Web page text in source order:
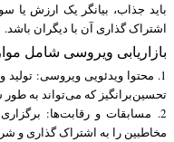
باید جذاب، بیانگر یک ارزش یا
اشتراک گذاری آن با دیگران باشد.
بازاریابی ویروسی شامل
1. محتوا ویدئویی ویروسی: تولید
تحسین‌برانگیز که می‌تواند به
2. مسابقات و رقابت‌ها:
مخاطبین را به اشتراک گذاری و